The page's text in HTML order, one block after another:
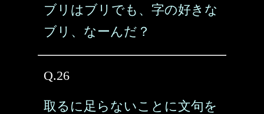
ブリはブリでも、字の好きな
ブリ、なーんだ？
Q.26
取るに足らないことに文句を